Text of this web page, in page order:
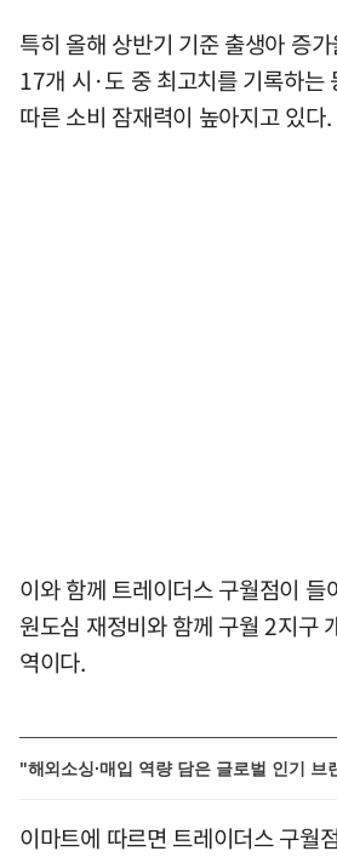
특히 올해 상반기 기준 출생아 증
17개 시·도 중 최고치를 기록하는
따른 소비 잠재력이 높아지고 있다.
이와 함께 트레이더스 구월점이 들
원도심 재정비와 함께 구월 2지구
역이다.
"해외소싱·매입 역량 담은 글로벌 인기 브
이마트에 따르면 트레이더스 구월